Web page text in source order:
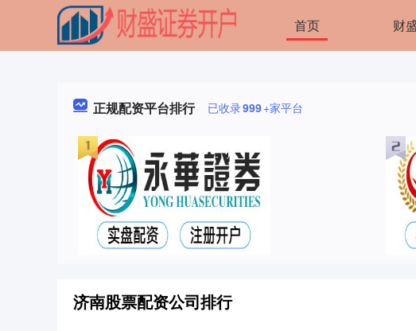
首页 财
正规配资平台排行 已收录999+家平台
济南股票配资公司排行